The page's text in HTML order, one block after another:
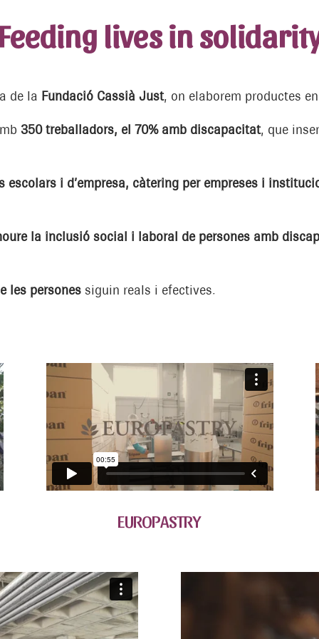
lives in
de la Fundació Cassià Just, on elaborem productes
350 treballadors, el 70% amb discapacitat, que
escolars i d’empresa, càtering per empreses i
la inclusió social i laboral de persones amb
les persones siguin reals i efectives.
EUROPASTRY